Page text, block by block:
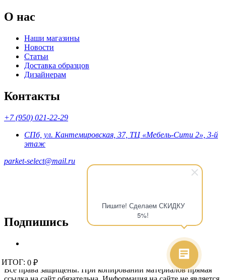
Пишите! Сделаем СКИДКУ
5%!
ИТОГ: 0 ₽
ИТОГ: 0 ₽
О нас
Наши магазины
Новости
Статьи
Доставка образцов
Дизайнерам
Контакты
+7 (950) 021-22-29
СПб, ул. Кантемировская, 37, ТЦ «Мебель-Сити 2», 3-й
этаж
parket-select@mail.ru
Подпишись
© 2015 - 2026 «Parket-Select» - магазин напольных покрытий.
Все права защищены. При копировании материалов прямая